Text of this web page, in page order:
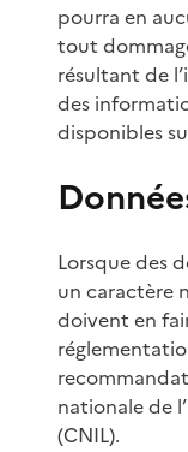
pourra en
tout
résultant de
des
disponibles
Lorsque des
un caractère
doivent en
nationale de
(CNIL).